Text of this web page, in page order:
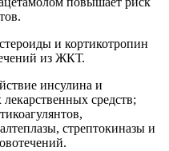
и кортикотропин
из ЖКТ.
инсулина и
средств;
стрептокиназы и